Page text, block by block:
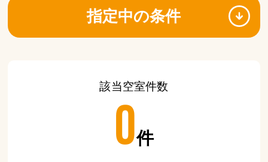
指定中の条件
該当空室件数
0件